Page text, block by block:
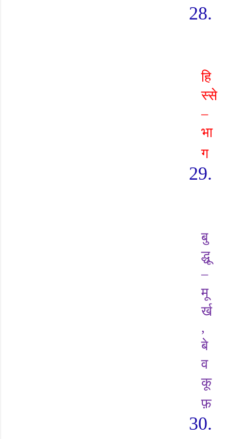
28.
हि
स्से
–
भा
ग
29.
बु
द्धू
–
मू
र्ख
,
बे
व
कू
फ़
30.